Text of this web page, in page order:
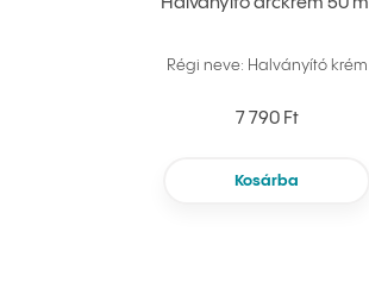
Régi neve: Halványító krém
7 790 Ft
Kosárba